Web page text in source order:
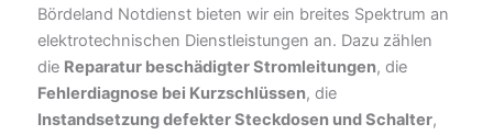
Bördeland Notdienst bieten wir ein breites Spektrum an
elektrotechnischen Dienstleistungen an. Dazu zählen
die Reparatur beschädigter Stromleitungen, die
Fehlerdiagnose bei Kurzschlüssen, die
Instandsetzung defekter Steckdosen und Schalter,